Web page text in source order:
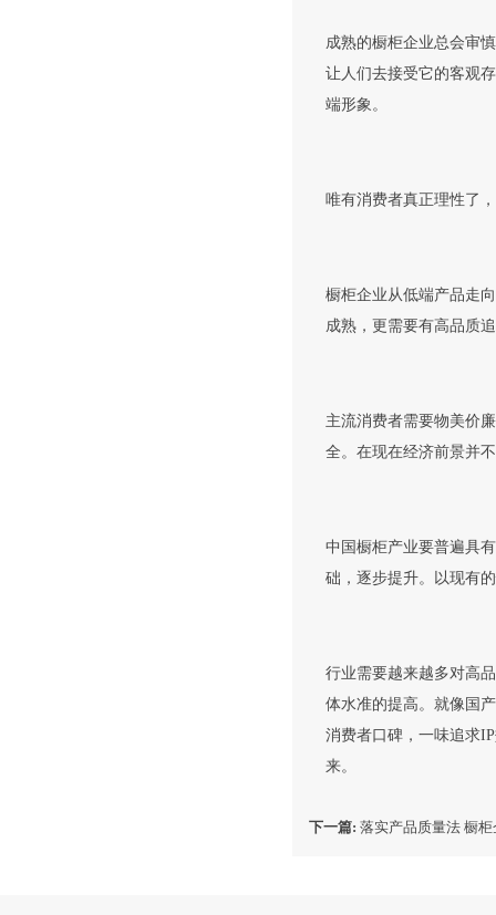
成熟的橱柜企业总会审
让人们去接受它的客观
端形象。
唯有消费者真正理性了
橱柜企业从低端产品走
成熟，更需要有高品质
主流消费者需要物美价
全。在现在经济前景并
中国橱柜产业要普遍具
础，逐步提升。以现有
行业需要越来越多对高
体水准的提高。就像国
消费者口碑，一味追求
来。
下一篇: 落实产品质量法 橱